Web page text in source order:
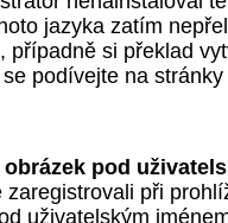
jazyka zatím
případně si překlad
podívejte na stránky
pod
zaregistrovali při
uživatelským